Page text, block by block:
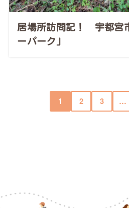
居場所訪問記！ 宇都宮
ーパーク」
1 2 3 …